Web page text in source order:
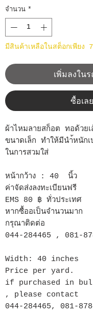
จำนวน *
มีสินค้าเหลือในสต็อกเพียง
เพิ่มลงใน
ซื้อเลย
ผ้าไหมลายสก็อต ทอด้วย
ขนาดเล็ก ทำให้มีนำ้หนัก
ในการสวมใส่
หน้ากว้าง : 40 นิ้ว
ค่าจัดส่งลงทะเบียนฟรี
EMS 80 ฿ ทั่วประเทศ
หากซื้ออเป็นจำนวนมาก
กรุณาติดต่อ
044-284465 , 081-
Width: 40 inches
Price per yard.
if purchased in
, please contact
044-284465, 081-